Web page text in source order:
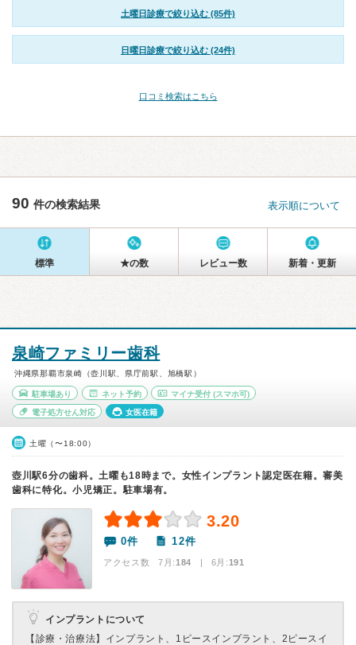
土曜日診療で絞り込む (85件)
日曜日診療で絞り込む (24件)
口コミ検索はこちら
90 件の検索結果 表示順について
標準 ★の数 レビュー数 新着・更新
泉崎ファミリー歯科
沖縄県那覇市泉崎（壺川駅、県庁前駅、旭橋駅）
駐車場あり ネット予約 マイナ受付 (スマホ可)
電子処方せん対応 女医在籍
土曜（〜18:00）
壺川駅6分の歯科。土曜も18時まで。女性インプラント認定医在籍。審美
歯科に特化。小児矯正。駐車場有。
3.20
0件 12件
アクセス数 7月:184 | 6月:191
インプラントについて
【診療・治療法】 インプラント、1ピースインプラント、2ピースイ